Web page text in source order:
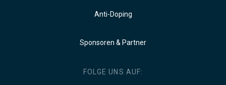
Anti-Doping
Sponsoren & Partner
FOLGE UNS AUF: